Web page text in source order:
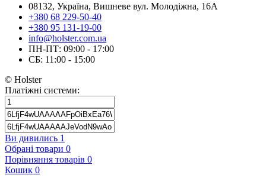
08132, Україна, Вишневе вул. Молодіжна, 16А
+380 68 229-50-40
+380 95 131-19-00
info@holster.com.ua
ПН-ПТ: 09:00 - 17:00
СБ: 11:00 - 15:00
© Holster
Платіжні системи:
Ви дивились 1
Обрані товари 0
Порівняння товарів 0
Кошик 0